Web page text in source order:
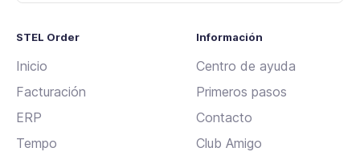
STEL Order
Inicio
Facturación
ERP
Tempo
Información
Centro de ayuda
Primeros pasos
Contacto
Club Amigo